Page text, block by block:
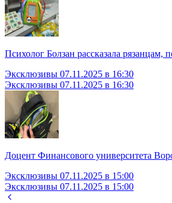
Психолог Болзан рассказала рязанцам,
Эксклюзивы 07.11.2025 в 16:30
Эксклюзивы 07.11.2025 в 16:30
Доцент Финансового университета
Эксклюзивы 07.11.2025 в 15:00
Эксклюзивы 07.11.2025 в 15:00